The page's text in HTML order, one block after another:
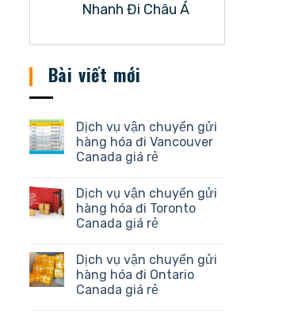
Nhanh Đi Châu Á
Bài viết mới
Dịch vụ vận chuyển gửi
hàng hóa đi Vancouver
Canada giá rẻ
Dịch vụ vận chuyển gửi
hàng hóa đi Toronto
Canada giá rẻ
Dịch vụ vận chuyển gửi
hàng hóa đi Ontario
Canada giá rẻ